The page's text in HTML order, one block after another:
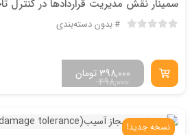
سمینار نقش مدیریت قراردادها در کنترل
بدون دسته‌بندی
498,000
تومان398,000
نسخه جدید!